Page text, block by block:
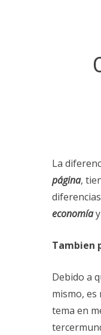
La
página,
economíay
Tambien
Debido a
mismo,
tema en